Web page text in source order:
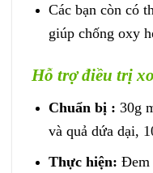
Các bạn còn có
giúp chống oxy
Hỗ trợ điều trị
Chuẩn bị : 30g
và quả dứa dại,
Thực hiện: Đem